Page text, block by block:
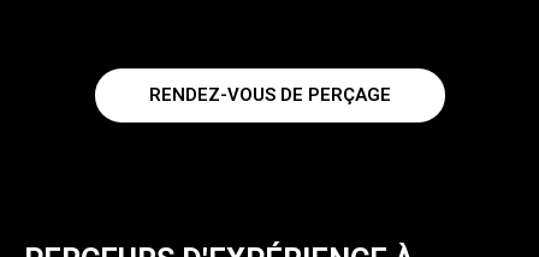
RENDEZ-VOUS DE PERÇAGE